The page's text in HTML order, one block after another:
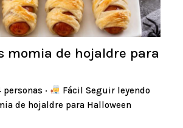
momia de hojaldre para
personas ·
Fácil Seguir leyendo
de hojaldre para Halloween